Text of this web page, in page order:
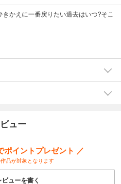
かえに一番戻りたい過去はいつ?そこ
ュー
ポイントプレゼント ／
品が対象となります
ビューを書く